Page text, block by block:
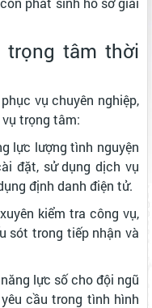
tâm thời
vụ chuyên nghiệp,
trọng tâm:
lực lượng tình nguyện
đặt, sử dụng dịch vụ
định danh điện tử.
kiểm tra công vụ,
sót trong tiếp nhận và
lực số cho đội ngũ
cầu trong tình hình